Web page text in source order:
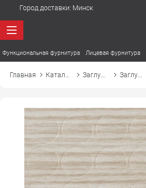
Город доставки: Минск
Функциональная фурнитура Лицевая фурнитура
Главная